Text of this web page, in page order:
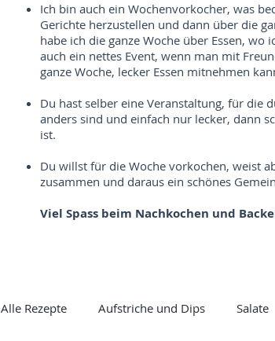
Ich bin auch ein Wochenvorkocher, was
Gerichte herzustellen und dann über die
habe ich die ganze Woche über Essen, wo
auch ein nettes Event, wenn man mit
ganze Woche, lecker Essen mitnehmen
Du hast selber eine Veranstaltung, für die
anders sind und einfach nur lecker, dann
ist.
Du willst für die Woche vorkochen, weist
zusammen und daraus ein schönes
Viel Spass beim Nachkochen und
Alle Rezepte Aufstriche und Dips Salate